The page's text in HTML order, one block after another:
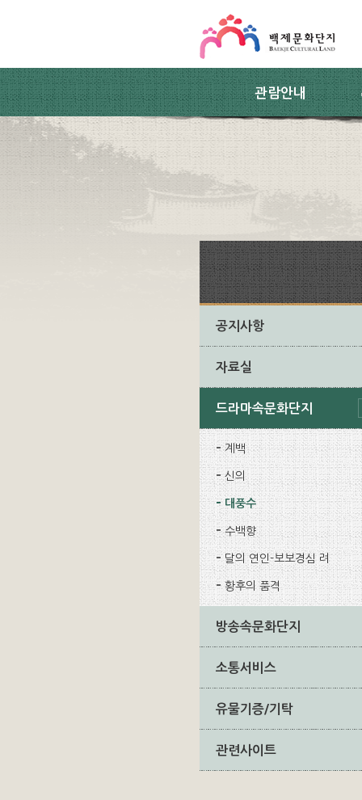
관람안내
공지사항
자료실
드라마속문화단지
계백
신의
대풍수
수백향
달의 연인-보보경심 려
황후의 품격
방송속문화단지
소통서비스
유물기증/기탁
관련사이트